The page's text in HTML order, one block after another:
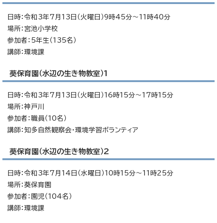
日時：令和3年7月13日（火曜日）9時45分～11時40分
場所：宮池小学校
参加者：5年生（135名）
講師：環境課
葵保育園（水辺の生き物教室）1
日時：令和3年7月13日（火曜日）16時15分～17時15分
場所：神戸川
参加者：職員（10名）
講師：知多自然観察会・環境学習ボランティア
葵保育園（水辺の生き物教室）2
日時：令和3年7月14日（水曜日）10時15分～11時25分
場所：葵保育園
参加者：園児（104名）
講師：環境課